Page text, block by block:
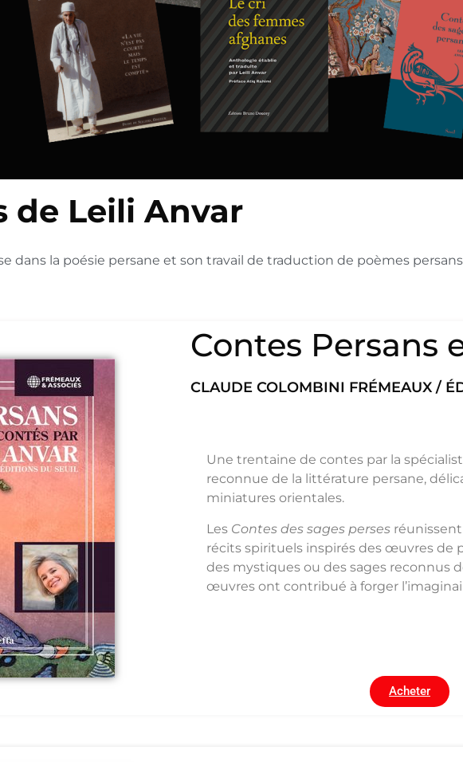
de Leili Anvar
dans la poésie persane et son travail de traduction de poèmes
Contes Persans
CLAUDE COLOMBINI FRÉMEAUX /
Une trentaine de contes par la
reconnue de la littérature persane,
miniatures orientales.
Les Contes des sages perses
récits spirituels inspirés des œuvres de
des mystiques ou des sages reconnus
œuvres ont contribué à forger
Acheter